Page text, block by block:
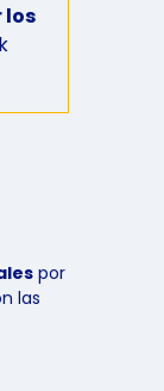
los
por
las